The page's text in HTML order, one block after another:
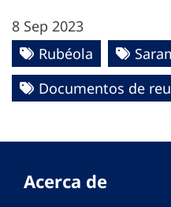
8 Sep 2023
Rubéola
Documentos de
Acerca de